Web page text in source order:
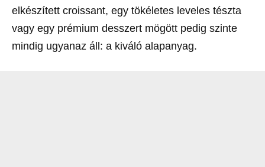
elkészített croissant, egy tökéletes leveles tészta
vagy egy prémium desszert mögött pedig szinte
mindig ugyanaz áll: a kiváló alapanyag.